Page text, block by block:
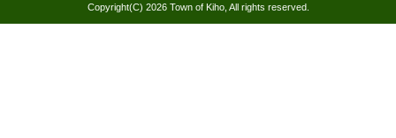
Copyright(C) 2026 Town of Kiho, All rights reserved.